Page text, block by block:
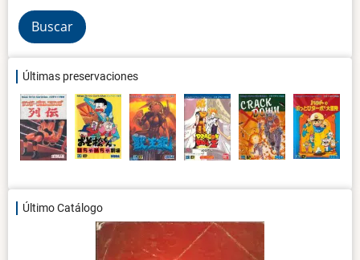
Últimas preservaciones
Último Catálogo